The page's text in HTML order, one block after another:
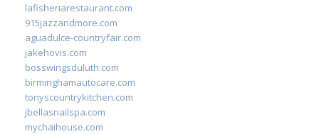
lafisheriarestaurant.com
915jazzandmore.com
aguadulce-countryfair.com
jakehovis.com
bosswingsduluth.com
birminghamautocare.com
tonyscountrykitchen.com
jbellasnailspa.com
mychaihouse.com